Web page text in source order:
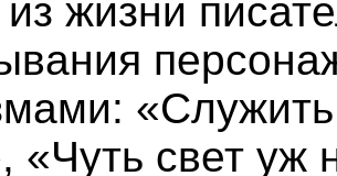
жизни
«Чуть свет уж